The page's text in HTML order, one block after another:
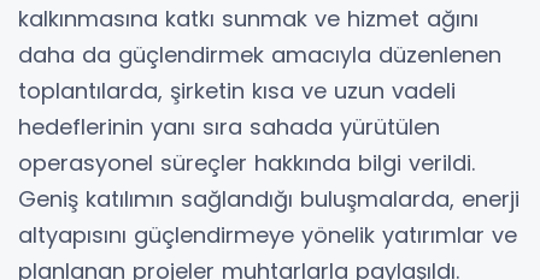
kalkınmasına katkı sunmak ve hizmet ağını
daha da güçlendirmek amacıyla düzenlenen
toplantılarda, şirketin kısa ve uzun vadeli
hedeflerinin yanı sıra sahada yürütülen
operasyonel süreçler hakkında bilgi verildi.
Geniş katılımın sağlandığı buluşmalarda, enerji
altyapısını güçlendirmeye yönelik yatırımlar ve
planlanan projeler muhtarlarla paylaşıldı.